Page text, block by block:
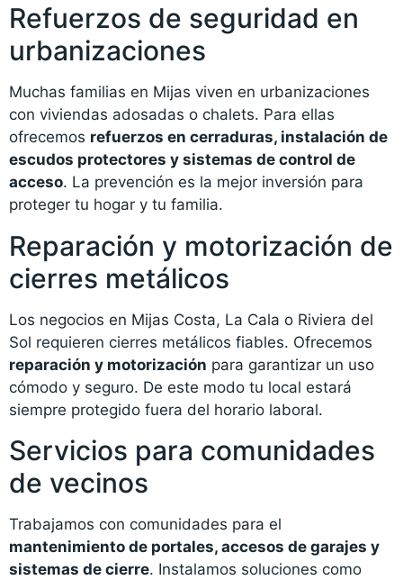
Refuerzos de seguridad en
urbanizaciones
Muchas familias en Mijas viven en urbanizaciones
con viviendas adosadas o chalets. Para ellas
ofrecemos refuerzos en cerraduras, instalación de
escudos protectores y sistemas de control de
acceso. La prevención es la mejor inversión para
proteger tu hogar y tu familia.
Reparación y motorización de
cierres metálicos
Los negocios en Mijas Costa, La Cala o Riviera del
Sol requieren cierres metálicos fiables. Ofrecemos
reparación y motorización para garantizar un uso
cómodo y seguro. De este modo tu local estará
siempre protegido fuera del horario laboral.
Servicios para comunidades
de vecinos
Trabajamos con comunidades para el
mantenimiento de portales, accesos de garajes y
sistemas de cierre. Instalamos soluciones como